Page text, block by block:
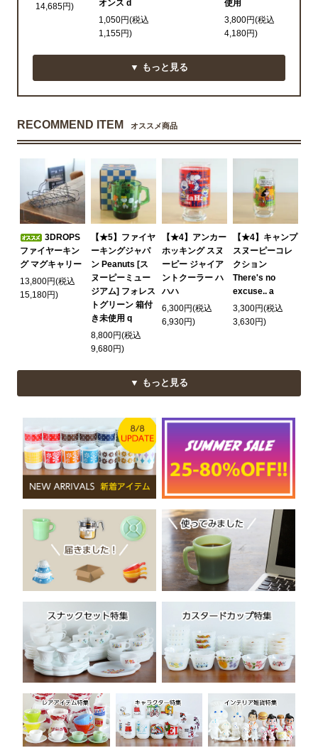
14,685円)
オンス d
1,050円(税込
1,155円)
使用
3,800円(税込
4,180円)
▼ もっと見る
RECOMMEND ITEM オススメ商品
3DROPS
ファイヤーキン
グ マグキャリー
13,800円(税込
15,180円)
【★5】ファイヤ
ーキングジャパ
ン Peanuts [ス
ヌーピーミュー
ジアム] フォレス
トグリーン 箱付
き未使用 q
8,800円(税込
9,680円)
【★4】アンカー
ホッキング スヌ
ーピー ジャイア
ントクーラー ハ
ハハ
6,300円(税込
6,930円)
【★4】キャンプ
スヌーピーコレ
クション
There's no
excuse.. a
3,300円(税込
3,630円)
▼ もっと見る